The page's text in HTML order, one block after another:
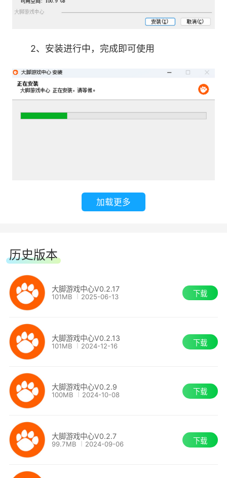
2. 资源安全可靠，经过严格筛选，无病毒无恶意软
戏。
1. 界面设计简洁明了，各个功能板块一目了然，方
便查找。
2. 下载速度快，节省玩家等待时间，能迅速开启游
戏之旅。
3. 有专门的客服团队，玩家遇到问题能及时得到解
4. 定期举办游戏活动，玩家参与可获得各种奖励。
5. 支持多平台使用，不管是电脑还是手机都能方便
操作。
2、安装进行中，完成即可使用
加载更多
历史版本
大脚游戏中心V0.2.17
101MB 2025-06-13 下载
大脚游戏中心V0.2.13
101MB 2024-12-16 下载
大脚游戏中心V0.2.9
100MB 2024-10-08 下载
大脚游戏中心V0.2.7
99.7MB 2024-09-06 下载